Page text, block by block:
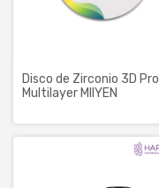
Disco de Zirconio 3D Pro
Multilayer MIIYEN